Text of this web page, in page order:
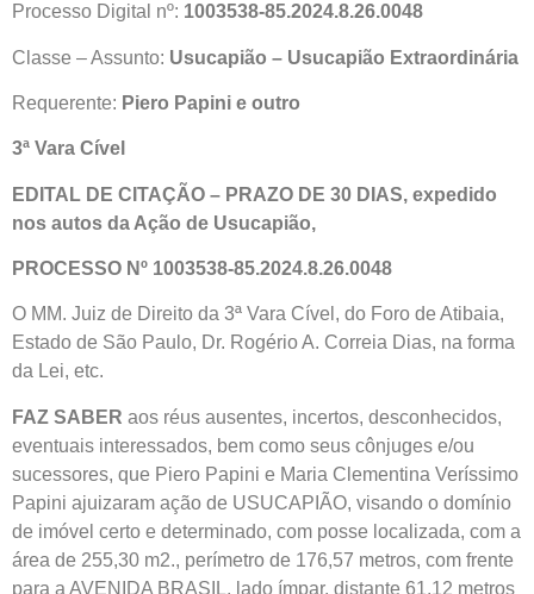
Processo Digital nº: 1003538-85.2024.8.26.0048
Classe – Assunto: Usucapião – Usucapião Extraordinária
Requerente: Piero Papini e outro
3ª Vara Cível
EDITAL DE CITAÇÃO – PRAZO DE 30 DIAS, expedido
nos autos da Ação de Usucapião,
PROCESSO Nº 1003538-85.2024.8.26.0048
O MM. Juiz de Direito da 3ª Vara Cível, do Foro de Atibaia,
Estado de São Paulo, Dr. Rogério A. Correia Dias, na forma
da Lei, etc.
FAZ SABER aos réus ausentes, incertos, desconhecidos,
eventuais interessados, bem como seus cônjuges e/ou
sucessores, que Piero Papini e Maria Clementina Veríssimo
Papini ajuizaram ação de USUCAPIÃO, visando o domínio
de imóvel certo e determinado, com posse localizada, com a
área de 255,30 m2., perímetro de 176,57 metros, com frente
para a AVENIDA BRASIL, lado ímpar, distante 61,12 metros